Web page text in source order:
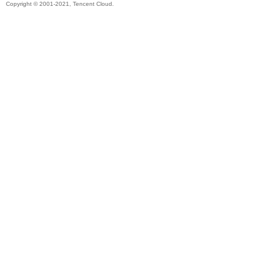
Copyright © 2001-2021, Tencent Cloud.